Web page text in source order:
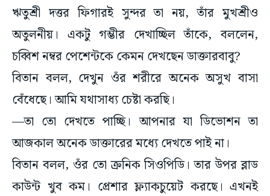
অতুলনীয়। একটু গম্ভীর দেখাচ্ছিল তাঁকে, বললেন,
চব্বিশ নম্বর পেশেন্টকে কেমন দেখছেন ডাক্তারবাবু?
বিতান বলল, দেখুন ওঁর শরীরে অনেক অসুখ বাসা
বেঁধেছে। আমি যথাসাধ্য চেষ্টা করছি।
—তা তো দেখতে পাচ্ছি। আপনার যা ডিভোশন তা
আজকাল অনেক ডাক্তারের মধ্যে দেখতে পাই না।
বিতান বলল, ওঁর তো ক্রনিক সিওপিডি। তার উপর ব্লাড
কাউন্ট খুব কম। প্রেশার ফ্ল্যাকচুয়েট করছে। এখনই
আমি কিছু বলতে পারছি না। তবে আমার চেষ্টার ত্রুটি